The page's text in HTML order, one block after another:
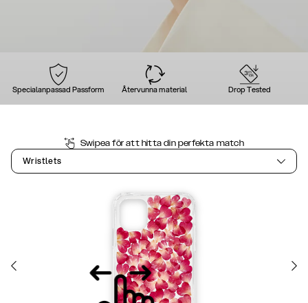
Specialanpassad Passform Återvunna material Drop Tested
Swipea för att hitta din perfekta match
Wristlets